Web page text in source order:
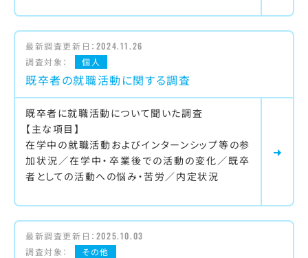
最新調査更新日： 2024.11.26
調査対象：
個人
既卒者の就職活動に関する調査
既卒者に就職活動について聞いた調査
【主な項目】
在学中の就職活動およびインターンシップ等の参
加状況／在学中・卒業後での活動の変化／既卒
者としての活動への悩み・苦労／内定状況
最新調査更新日： 2025.10.03
調査対象：
その他